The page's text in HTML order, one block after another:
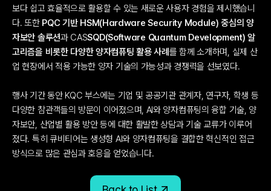
보다 쉽고 효율적으로 활용할 수 있는 새로운 사용자 경험을 제시했습니
다. 또한 PQC 기반 HSM(Hardware Security Module) 중심의 양
자보안 솔루션​과 CASSQD(Software Quantum Development) 알
고리즘을 비롯한 다양한 양자컴퓨팅 활용 사례​를 함께 소개하며, 실제 산
업 현장에서 적용 가능한 양자 기술의 가능성과 경쟁력을 선보였다.
행사 기간 동안 KQC 부스에는 기업 및 공공기관 관계자, 연구자, 학생 등
다양한 참관객들의 방문이 이어졌으며, AI와 양자컴퓨팅의 융합 기술, 양
자보안, 산업별 활용 방안 등에 대한 활발한 상담과 기술 교류가 이루어
졌다. 특히 큐비티어는 생성형 AI와 양자컴퓨팅을 결합한 혁신적인 접근
방식으로 많은 관심과 호응을 얻었습니다.